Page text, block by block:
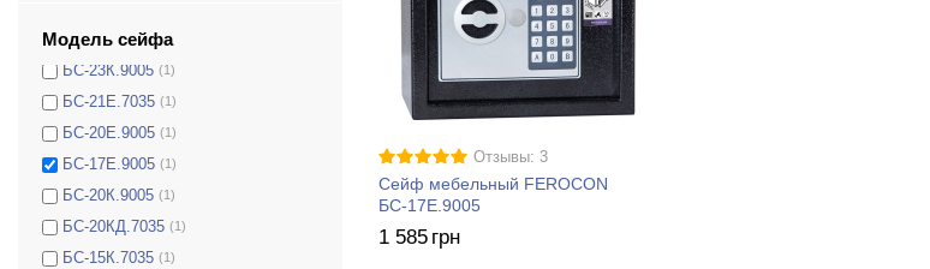
Модель сейфа
БС-25К.9005 (1)
БС-23К.9005 (1)
БС-21Е.7035 (1)
БС-20Е.9005 (1)
БС-17Е.9005 (1)
БС-20К.9005 (1)
БС-20КД.7035 (1)
БС-15К.7035 (1)
Отзывы: 3
Сейф мебельный FEROCON
БС-17Е.9005
1 585 грн